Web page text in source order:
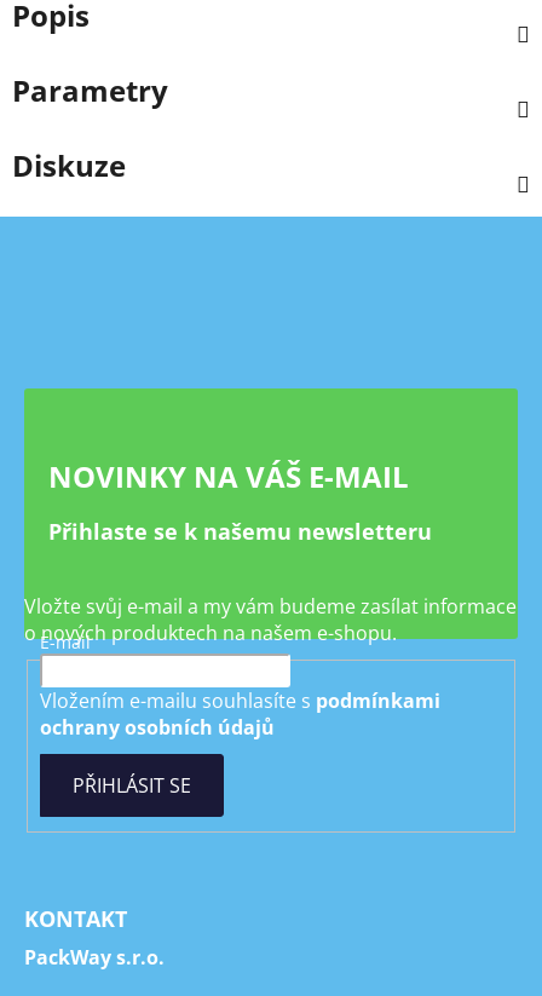
Popis
Parametry
Diskuze
Z
NOVINKY NA VÁŠ E-MAIL
Přihlaste se k našemu newsletteru
Vložte svůj e-mail a my vám budeme zasílat informace
o nových produktech na našem e-shopu.
E-mail
Vložením e-mailu souhlasíte s podmínkami
ochrany osobních údajů
PŘIHLÁSIT SE
KONTAKT
PackWay s.r.o.